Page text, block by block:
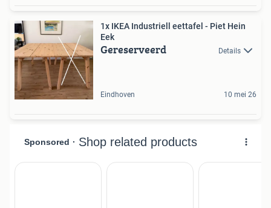
1x IKEA Industriell eettafel - Piet Hein
Eek
Gereserveerd Details
Eindhoven 10 mei 26